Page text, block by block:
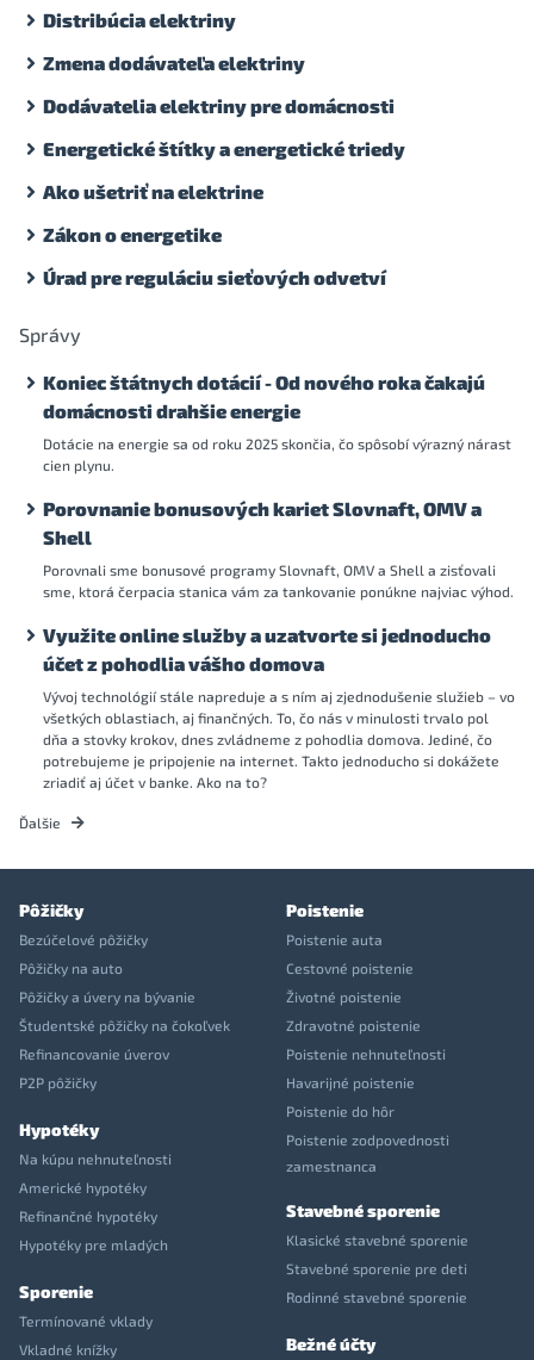
Distribúcia elektriny
Zmena dodávateľa elektriny
Dodávatelia elektriny pre domácnosti
Energetické štítky a energetické triedy
Ako ušetriť na elektrine
Zákon o energetike
Úrad pre reguláciu sieťových odvetví
Správy
Koniec štátnych dotácií - Od nového roka čakajú
domácnosti drahšie energie
Dotácie na energie sa od roku 2025 skončia, čo spôsobí výrazný nárast
cien plynu.
Porovnanie bonusových kariet Slovnaft, OMV a
Shell
Porovnali sme bonusové programy Slovnaft, OMV a Shell a zisťovali
sme, ktorá čerpacia stanica vám za tankovanie ponúkne najviac výhod.
Využite online služby a uzatvorte si jednoducho
účet z pohodlia vášho domova
Vývoj technológií stále napreduje a s ním aj zjednodušenie služieb – vo
všetkých oblastiach, aj finančných. To, čo nás v minulosti trvalo pol
dňa a stovky krokov, dnes zvládneme z pohodlia domova. Jediné, čo
potrebujeme je pripojenie na internet. Takto jednoducho si dokážete
zriadiť aj účet v banke. Ako na to?
Ďalšie
Pôžičky
Bezúčelové pôžičky
Pôžičky na auto
Pôžičky a úvery na bývanie
Študentské pôžičky na čokoľvek
Refinancovanie úverov
P2P pôžičky
Hypotéky
Na kúpu nehnuteľnosti
Americké hypotéky
Refinančné hypotéky
Hypotéky pre mladých
Sporenie
Termínované vklady
Vkladné knížky
Poistenie
Poistenie auta
Cestovné poistenie
Životné poistenie
Zdravotné poistenie
Poistenie nehnuteľnosti
Havarijné poistenie
Poistenie do hôr
Poistenie zodpovednosti
zamestnanca
Stavebné sporenie
Klasické stavebné sporenie
Stavebné sporenie pre deti
Rodinné stavebné sporenie
Bežné účty